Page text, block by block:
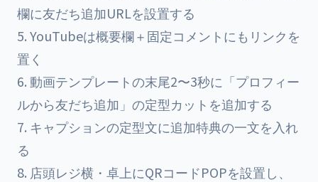
欄に友だち追加URLを設置する
YouTubeは概要欄＋固定コメントにもリンクを
置く
動画テンプレートの末尾2〜3秒に「プロフィー
ルから友だち追加」の定型カットを追加する
キャプションの定型文に追加特典の一文を入れ
る
店頭レジ横・卓上にQRコードPOPを設置し、